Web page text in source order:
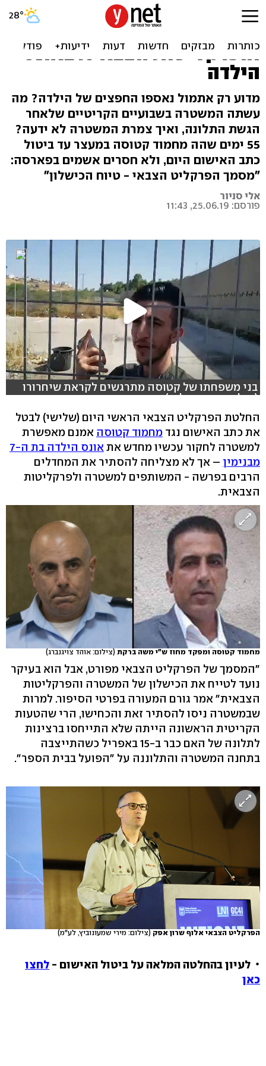
לא חקרו בזמן, אספו ראיות
באיחור: מחדלי המשטרה
והפרקליטות הצבאית באונס
הילדה
מדוע רק אתמול נאספו החפצים של הילדה? מה
עשתה המשטרה בשבועיים הקריטיים שלאחר
הגשת התלונה, ואיך צמרת המשטרה לא ידעה?
55 ימים שהה מחמוד קטוסה במעצר עד ביטול
כתב האישום היום, ולא חסרים אשמים בפארסה:
"מסמך הפרקליט הצבאי - טיוח הכישלון"
אלי סניור
פורסם: 25.06.19, 11:43
בני משפחתו של קטוסה מתרגשים לקראת שיחרורו
(צילום: חסן שעלאן)
החלטת הפרקליט הצבאי הראשי היום (שלישי) לבטל
את כתב האישום נגד מחמוד קטוסה אמנם מאפשרת
למשטרה לחקור עכשיו מחדש את
אונס הילדה בת ה-7
מבנימין – אך לא מצליחה להסתיר את המחדלים
הרבים בפרשה - המשותפים למשטרה ולפרקליטות
הצבאית.
מחמוד קטוסה ומפקד מחוז ש"י משה ברקת(צילום: אוהד צויגנברג)
"המסמך של הפרקליט הצבאי מפורט, אבל הוא בעיקר
נועד לטייח את הכישלון של המשטרה והפרקליטות
הצבאית" אמר גורם המעורה בפרטי הסיפור. למרות
שבמשטרה ניסו להסתיר זאת והכחישו, הרי שהטעות
הקריטית הראשונה הייתה שלא התייחסו ברצינות
לתלונה של האם כבר ב-15 באפריל כשהתייצבה
בתחנה המשטרה והתלוננה על "הפועל בבית הספר".
הפרקליט הצבאי אלוף שרון אפק (צילום: מירי שמעונוביץ, לע"מ)
לעיון בהחלטה המלאה על ביטול האישום - לחצו
כאן